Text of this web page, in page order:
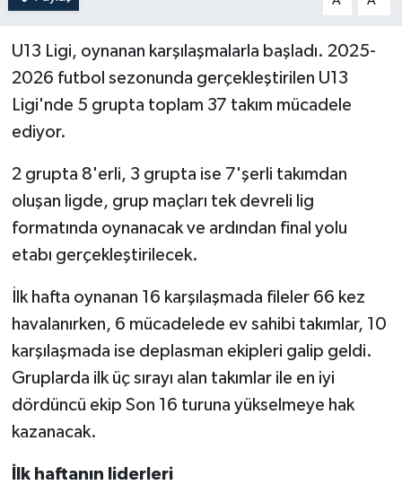
U13 Ligi, oynanan karşılaşmalarla başladı. 2025-
2026 futbol sezonunda gerçekleştirilen U13
Ligi'nde 5 grupta toplam 37 takım mücadele
ediyor.
2 grupta 8'erli, 3 grupta ise 7'şerli takımdan
oluşan ligde, grup maçları tek devreli lig
formatında oynanacak ve ardından final yolu
etabı gerçekleştirilecek.
İlk hafta oynanan 16 karşılaşmada fileler 66 kez
havalanırken, 6 mücadelede ev sahibi takımlar, 10
karşılaşmada ise deplasman ekipleri galip geldi.
Gruplarda ilk üç sırayı alan takımlar ile en iyi
dördüncü ekip Son 16 turuna yükselmeye hak
kazanacak.
İlk haftanın liderleri